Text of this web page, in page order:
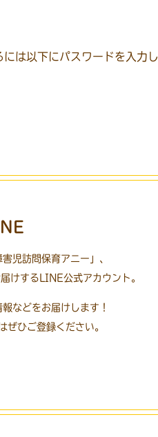
は以下にパスワードを入力し
児訪問保育アニー」、
けするLINE公式アカウント。
などをお届けします！
ぜひご登録ください。